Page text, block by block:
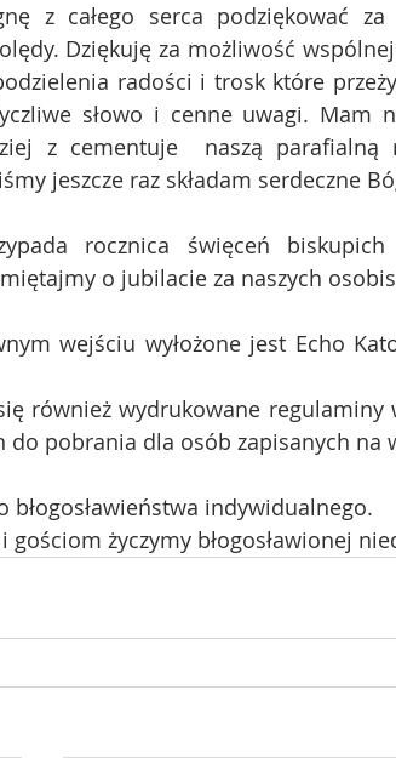
z całego serca podziękować
Dziękuję za możliwość
radości i trosk które
słowo i cenne uwagi. Mam
z cementuje  naszą
jeszcze raz składam serdeczne
rocznica święceń
o jubilacie za naszych
wejściu wyłożone jest Echo
również wydrukowane regulaminy
do pobrania dla osób zapisanych na
błogosławieństwa indywidualnego.
gościom życzymy błogosławionej